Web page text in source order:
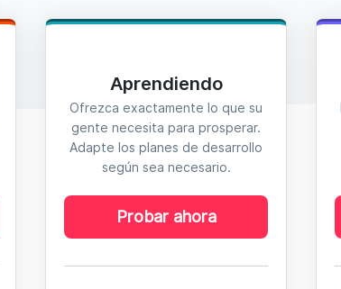
Aprendiendo
Ofrezca exactamente lo que su
gente necesita para prosperar.
Adapte los planes de desarrollo
según sea necesario.
Probar ahora